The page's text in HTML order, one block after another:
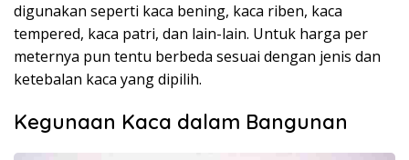
digunakan seperti kaca bening, kaca riben, kaca
tempered, kaca patri, dan lain-lain. Untuk harga per
meternya pun tentu berbeda sesuai dengan jenis dan
ketebalan kaca yang dipilih.
Kegunaan Kaca dalam Bangunan